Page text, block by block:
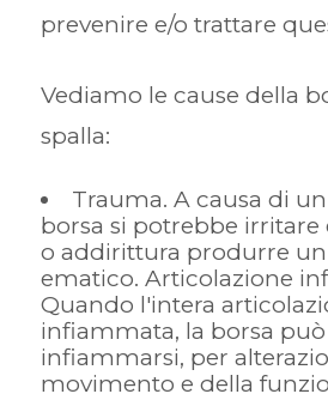
prevenire e/o trattare
Vediamo le cause della
spalla:
Trauma. A causa di
borsa si potrebbe
o addirittura produrre
ematico. Articolazione
Quando l'intera
infiammata, la borsa può
infiammarsi, per
movimento e della